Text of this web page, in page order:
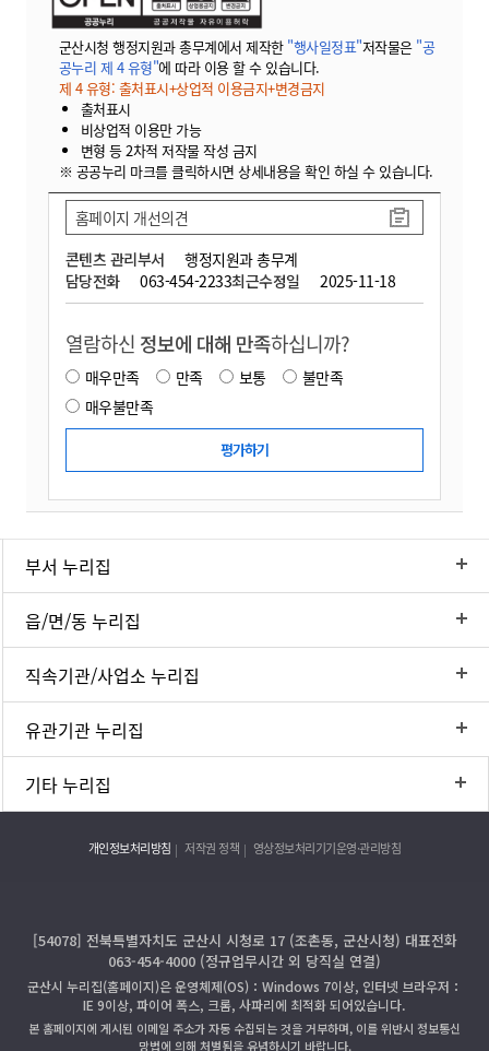
군산시청 행정지원과 총무계에서 제작한 "행사일정표"저작물은 "공
공누리 제 4 유형"에 따라 이용 할 수 있습니다.
제 4 유형: 출처표시+상업적 이용금지+변경금지
출처표시
비상업적 이용만 가능
변형 등 2차적 저작물 작성 금지
※ 공공누리 마크를 클릭하시면 상세내용을 확인 하실 수 있습니다.
콘텐츠 관리부서
행정지원과 총무계
담당전화
063-454-2233최근수정일 2025-11-18
홈페이지 개선의견
열람하신 정보에 대해 만족하십니까?
매우만족 만족 보통
불만족
매우불만족
부서 누리집
읍/면/동 누리집
직속기관/사업소 누리집
유관기관 누리집
기타 누리집
개인정보처리방침 저작권 정책 영상정보처리기기운영·관리방침
[54078] 전북특별자치도 군산시 시청로 17 (조촌동, 군산시청) 대표전화
063-454-4000 (정규업무시간 외 당직실 연결)
군산시 누리집(홈페이지)은 운영체제(OS)：Windows 7이상, 인터넷 브라우저：
IE 9이상, 파이어 폭스, 크롬, 사파리에 최적화 되어있습니다.
본 홈페이지에 게시된 이메일 주소가 자동 수집되는 것을 거부하며, 이를 위반시 정보통신
망법에 의해 처벌됨을 유념하시기 바랍니다.